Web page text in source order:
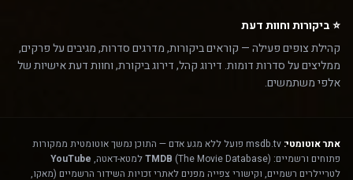
⭐ ביקורות וחוות דעת
קהילת צופים פעילה — קוראים ביקורות, מדרגים סדרות, מגיבים על פרקים,
ממליצים על סדרות דומות. דירוג קהל, דירוג ביקורת, וחוות דעת אישיות של
אלפי משתמשים.
אתר אוטומטי:
msdb.tv פועל ללא מגע אדם — התוכן נמשך אוטומטית ממקורות
פתוחים ורשמיים:
TMDB (The Movie Database) למטא-דאטה,
YouTube
לטריילרים רשמיים, וקישורי צפייה מפנים לאתרי זכויות השידור הרשמיים (מאקו,